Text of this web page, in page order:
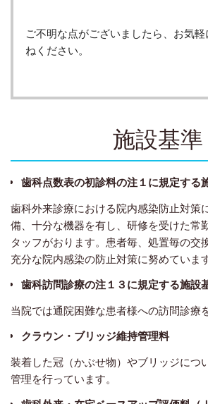
ご不明な点がございましたら、お気
ねください。
施設基準
歯科点数表の初診料の注１に規定する
歯科外来診療における院内感染防止対策
備、十分な機器を有し、研修を受けた常
タッフがおります。患者毎、処置毎の交
充分な院内感染の防止対策に努めています
歯科訪問診療の注１３に規定する施設
当院では通院困難な患者様への訪問診療
クラウン・ブリッジ維持管理料
装着した冠（かぶせ物）やブリッジにつ
管理を行っています。